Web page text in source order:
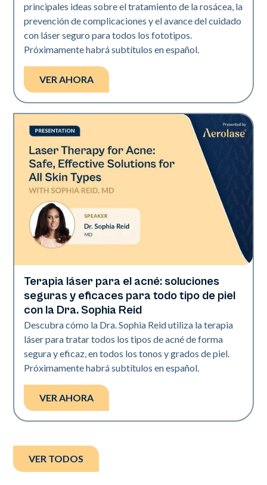
principales ideas sobre el tratamiento de la rosácea, la
prevención de complicaciones y el avance del cuidado
con láser seguro para todos los fototipos.
Próximamente habrá subtítulos en español.
VER AHORA
Derm Times
Terapia láser para el acné: soluciones
seguras y eficaces para todo tipo de piel
con la Dra. Sophia Reid
Descubra cómo la Dra. Sophia Reid utiliza la terapia
láser para tratar todos los tipos de acné de forma
segura y eficaz, en todos los tonos y grados de piel.
Próximamente habrá subtítulos en español.
VER AHORA
VER TODOS